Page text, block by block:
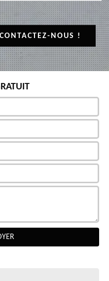
CONTACTEZ-NOUS !